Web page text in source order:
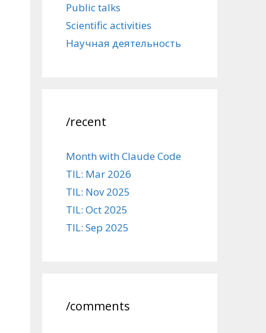
Public talks
Scientific activities
Научная деятельность
/recent
Month with Claude Code
TIL: Mar 2026
TIL: Nov 2025
TIL: Oct 2025
TIL: Sep 2025
/comments